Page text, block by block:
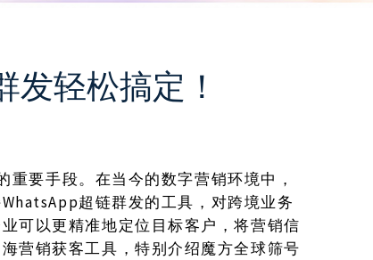
轻松搞定！
要手段。在当今的数字营销环境中，
超链群发的工具，对跨境业务
可以更精准地定位目标客户，将营销信
营销获客工具，特别介绍魔方全球筛号